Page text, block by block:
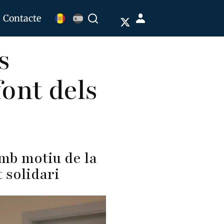
Contacte Buscar Menú
de
dels
motiu de la
solidari